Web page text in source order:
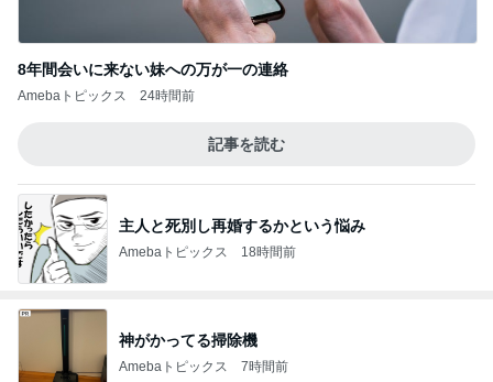
8年間会いに来ない妹への万が一の連絡
Amebaトピックス 24時間前
記事を読む
主人と死別し再婚するかという悩み
Amebaトピックス 18時間前
神がかってる掃除機
Amebaトピックス 7時間前